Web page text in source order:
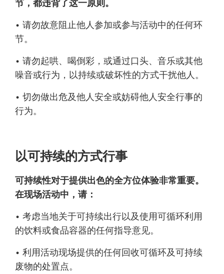
节，都违背了这一原则。
• 请勿故意阻止他人参加或参与活动中的任何环
节。
• 请勿起哄、喝倒彩，或通过口头、音乐或其他
噪音或行为，以持续或破坏性的方式干扰他人。
• 切勿做出危及他人安全或妨碍他人安全行事的
行为。
以可持续的方式行事
可持续性对于提供出色的全方位体验非常重要。
在现场活动中，请：
• 考虑当地关于可持续出行以及使用可循环利用
的饮料或食品容器的任何指导意见。
• 利用活动现场提供的任何回收可循环及可持续
废物的处置点。